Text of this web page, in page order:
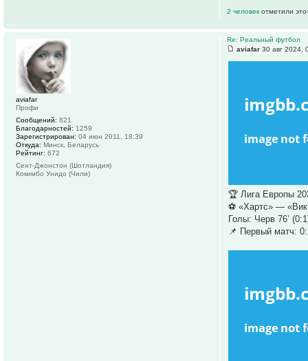
2 человекотметили
Re: Реальный футбол
aviafar 30 авг 2024,
🏆 Лига Европы
⚽️ «Хартс» —
Голы: Черв 76’
📌 Первый матч:
aviafar
Профи
Сообщений: 821
Благодарностей: 1259
Зарегистрирован: 04 июн 2011, 18:39
Откуда: Минск, Беларусь
Рейтинг: 672
Сент-Джонстон (Шотландия)
Кокимбо Унидо (Чили)